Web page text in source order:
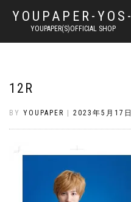
YOUPAPER-YOS-
YOUPAPER(S)OFFICIAL SHOP
12R
BY YOUPAPER 2023年5月17日